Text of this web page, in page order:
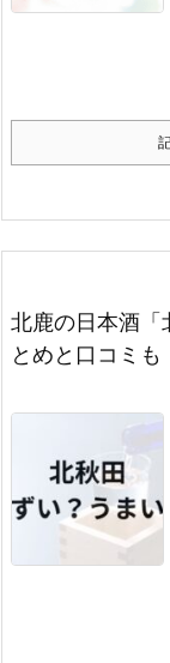
北鹿の日本酒「
とめと口コミも